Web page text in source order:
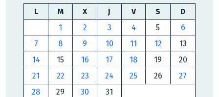
L M X J V S
D
1
2 3 4 5
6
7
8 9 10 11 12
13
14
15 16 17 18 19
20
21
22 23 24 25 26
27
28
29 30 31